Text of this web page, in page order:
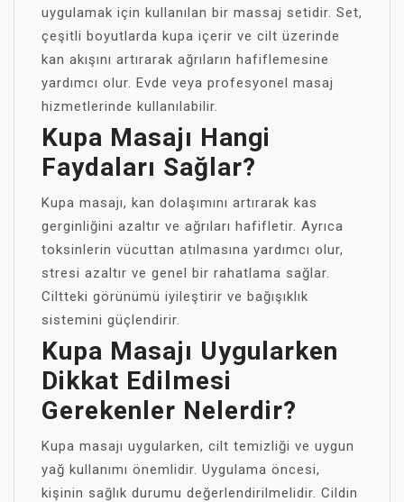
uygulamak için kullanılan bir massaj setidir. Set,
çeşitli boyutlarda kupa içerir ve cilt üzerinde
kan akışını artırarak ağrıların hafiflemesine
yardımcı olur. Evde veya profesyonel masaj
hizmetlerinde kullanılabilir.
Kupa Masajı Hangi
Faydaları Sağlar?
Kupa masajı, kan dolaşımını artırarak kas
gerginliğini azaltır ve ağrıları hafifletir. Ayrıca
toksinlerin vücuttan atılmasına yardımcı olur,
stresi azaltır ve genel bir rahatlama sağlar.
Ciltteki görünümü iyileştirir ve bağışıklık
sistemini güçlendirir.
Kupa Masajı Uygularken
Dikkat Edilmesi
Gerekenler Nelerdir?
Kupa masajı uygularken, cilt temizliği ve uygun
yağ kullanımı önemlidir. Uygulama öncesi,
kişinin sağlık durumu değerlendirilmelidir. Cildin